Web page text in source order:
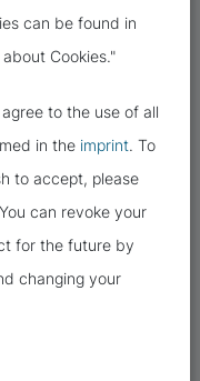
can be found in
Cookies."
to the use of all
in the imprint. To
to accept, please
can revoke your
for the future by
changing your